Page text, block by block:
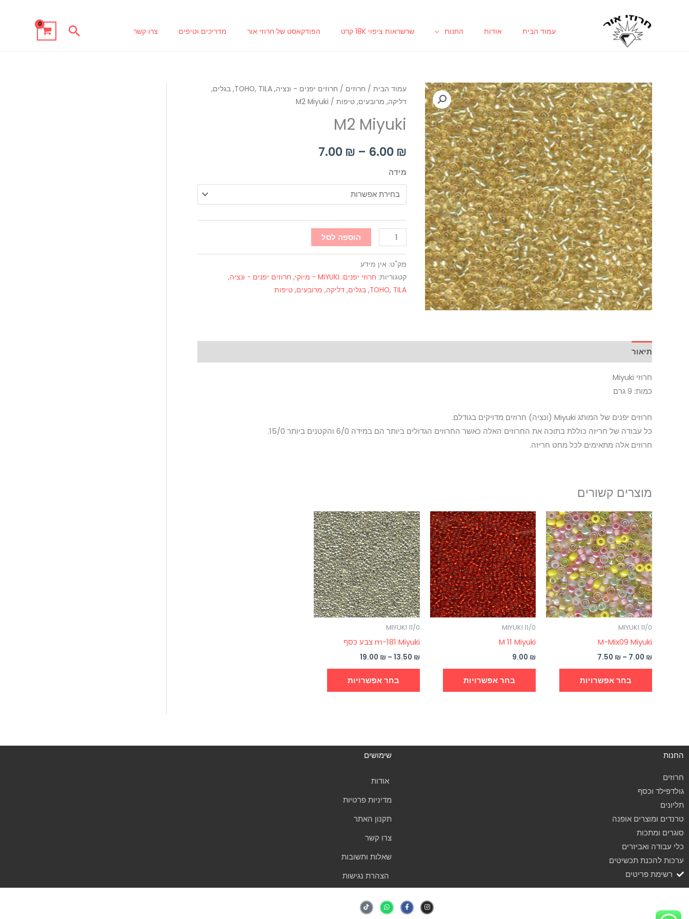
עמוד הבית אודות החנות שרשראות ציפוי 18K קרט הפודקאסט של חרוזי אור מדריכים וטיפים צרו קשר חיפוש
עמוד הבית/ חרוזים /
חרוזים יפנים - ונציה, TOHO, TILA, בגלים,
דליקה, מרובעים, טיפות/ M2 Miyuki
M2 Miyuki
6.00 ₪
–
7.00 ₪
טווח
מידה
כמות
של
M2
Miyuki
הוספה לסל
מק"ט: אין מידע
קטגוריות: חרוזי יפנים: MIYUKI - מיוקי , חרוזים יפנים - ונציה,
TOHO, TILA, בגלים, דליקה, מרובעים, טיפות
תיאור
חרוזי Miyuki
כמות: 9 גרם
חרוזים יפנים של המותג Miyuki (ונציה) חרוזים מדויקים בגודלם.
כל עבודה של חריזה כוללת בתוכה את החרוזים האלה כאשר החרוזים הגדולים ביותר הם במידה 6/0 והקטנים ביותר 15/0.
חרוזים אלה מתאימים לכל מחט חריזה.
מוצרים קשורים
MIYUKI 11/0
M-Mix09 Miyuki
7.00 ₪
–
7.50 ₪
טווח
מחירים:
עד
בחר אפשרויות
למוצר
זה
יש
מספר
סוגים.
ניתן
לבחור
את
האפשרויותMIYUKI 11/0
M 11 Miyuki
9.00 ₪
בחר אפשרויות
למוצר
זה
יש
מספר
סוגים.
ניתן
לבחור
את
האפשרויותMIYUKI 11/0
m-181 Miyuki צבע כסף
13.50 ₪
–
19.00 ₪
טווח
מחירים:
⁦13.50 ₪⁩
עד
⁦19.00 ₪⁩
בחר אפשרויות
למוצר
זה
יש
מספר
סוגים.
ניתן
לבחור
את
החנות
חרוזים
גולדפילד וכסף
תליונים
טרנדים ומוצרים אופנה
סוגרים ומתכות
כלי עבודה ואביזרים
ערכות להכנת תכשיטים
רשימת פריטים
שימושים
אודות
מדיניות פרטיות
תקנון האתר
צרו קשר
שאלות ותשובות
הצהרת נגישות
n
s
t
a
c
e
h
a
t
i
k
t